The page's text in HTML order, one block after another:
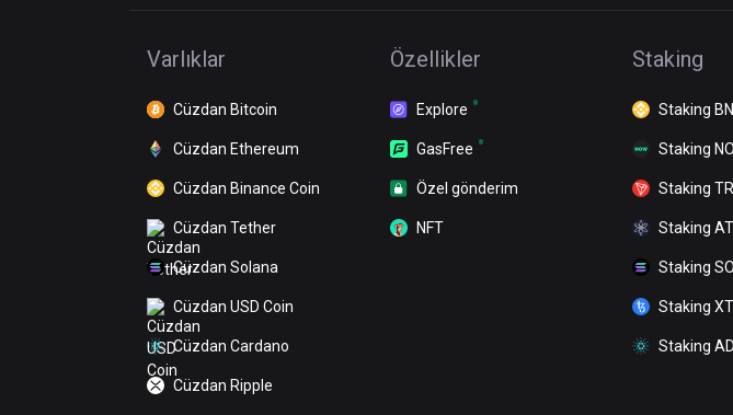
Varlıklar
Cüzdan Bitcoin
Cüzdan Ethereum
Cüzdan Binance Coin
Cüzdan Tether
Cüzdan Solana
Cüzdan USD Coin
Cüzdan Cardano
Cüzdan Ripple
Özellikler
Explore
GasFree
Özel gönderim
NFT
Staking
Staking
Staking
Staking
Staking
Staking
Staking
Staking